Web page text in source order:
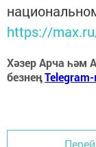
https://
Хәзер Арча һәм
безнең